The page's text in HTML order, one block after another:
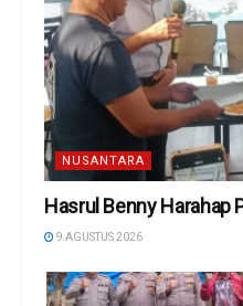
NUSANTARA
Hasrul Benny Harahap
9 AGUSTUS 2026